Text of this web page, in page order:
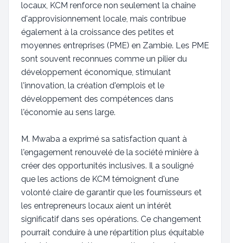
locaux, KCM renforce non seulement la chaîne
d'approvisionnement locale, mais contribue
également à la croissance des petites et
moyennes entreprises (PME) en Zambie. Les PME
sont souvent reconnues comme un pilier du
développement économique, stimulant
l'innovation, la création d'emplois et le
développement des compétences dans
l'économie au sens large.
M. Mwaba a exprimé sa satisfaction quant à
l'engagement renouvelé de la société minière à
créer des opportunités inclusives. Il a souligné
que les actions de KCM témoignent d'une
volonté claire de garantir que les fournisseurs et
les entrepreneurs locaux aient un intérêt
significatif dans ses opérations. Ce changement
pourrait conduire à une répartition plus équitable